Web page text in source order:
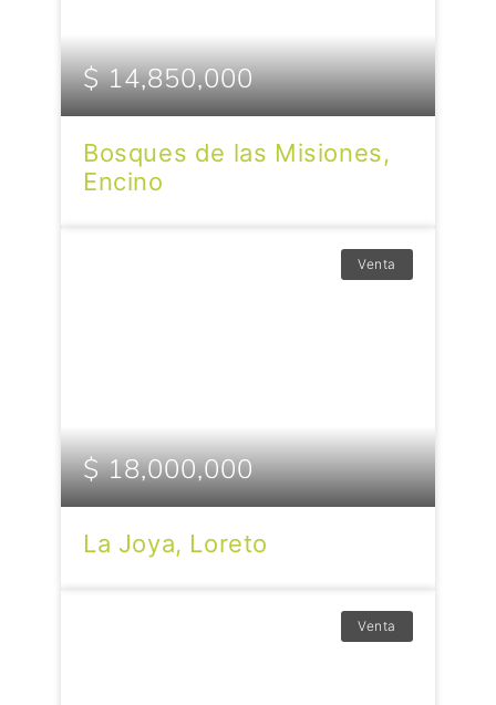
$ 14,850,000
Bosques de las Misiones,
Encino
Venta
$ 18,000,000
La Joya, Loreto
Venta